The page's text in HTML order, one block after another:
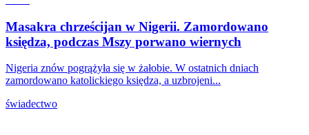
Masakra chrześcijan w Nigerii. Zamordowano
księdza, podczas Mszy porwano wiernych
Nigeria znów pogrążyła się w żałobie. W ostatnich dniach
zamordowano katolickiego księdza, a uzbrojeni...
świadectwo